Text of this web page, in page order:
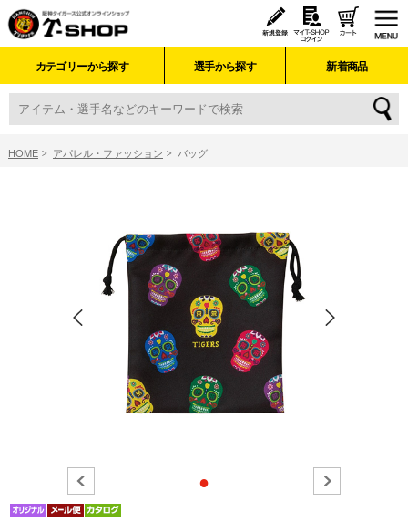
カテゴリーから探す 選手から探す 新着商品
HOME アパレル・ファッション バッグ
●